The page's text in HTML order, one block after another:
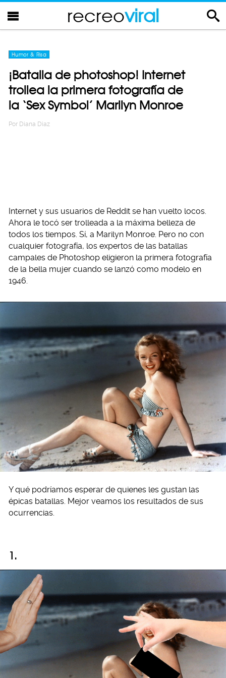
recreoviral
Humor & Risa
¡Batalla de photoshop! Internet
trollea la primera fotografía de
la ‘Sex Symbol’ Marilyn Monroe
Por Diana Diaz
Internet y sus usuarios de Reddit se han vuelto locos.
Ahora le tocó ser trolleada a la máxima belleza de
todos los tiempos. Sí, a Marilyn Monroe. Pero no con
cualquier fotografía, los expertos de las batallas
campales de Photoshop eligieron la primera fotografía
de la bella mujer cuando se lanzó como modelo en
1946.
Y qué podríamos esperar de quienes les gustan las
épicas batallas. Mejor veamos los resultados de sus
ocurrencias.
1.